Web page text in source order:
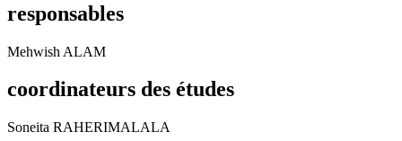
responsables
Mehwish ALAM
coordinateurs des études
Soneita RAHERIMALALA